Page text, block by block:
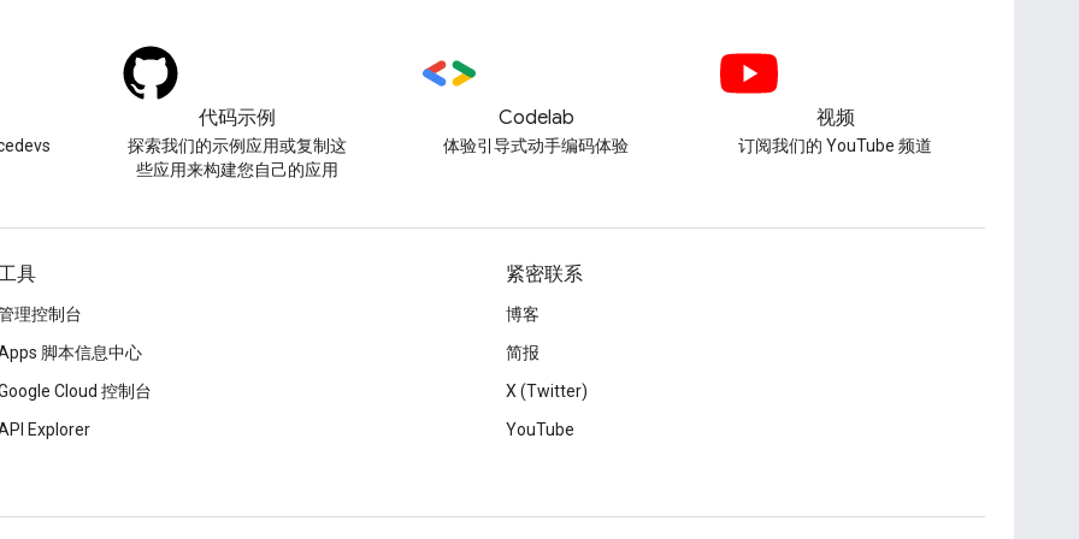
代码示例
探索我们的示例应用或复制这
些应用来构建您自己的应用
Codelab
体验引导式动手编码体验
视频
订阅我们的 YouTube 频道
具
理控制台
脚本信息中心
Cloud 控制台
Explorer
紧密联系
博客
简报
X (Twitter)
YouTube